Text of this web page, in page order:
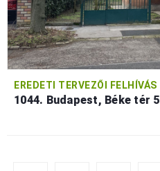
EREDETI TERVEZŐI FELHÍVÁS
1044. Budapest, Béke tér 5